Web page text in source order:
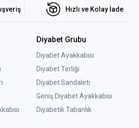
Hızlı ve Kolay İade
Diyabet Grubu
Diyabet Ayakkabısı
Diyabet Terliği
Diyabet Sandaleti
Geniş Diyabet Ayakkabısı
Diyabetik Tabanlık